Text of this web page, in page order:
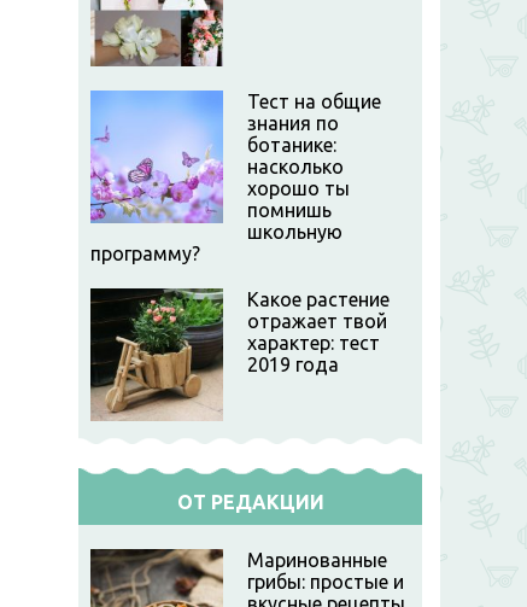
Тест на общие
знания по
ботанике:
насколько
хорошо ты
помнишь
школьную
программу?
Какое растение
отражает твой
характер: тест
2019 года
ОТ РЕДАКЦИИ
Маринованные
грибы: простые и